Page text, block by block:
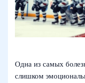
Одна из самых
слишком